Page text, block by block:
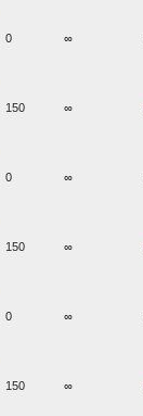
0 ∞
150 ∞
0 ∞
150 ∞
0 ∞
150 ∞